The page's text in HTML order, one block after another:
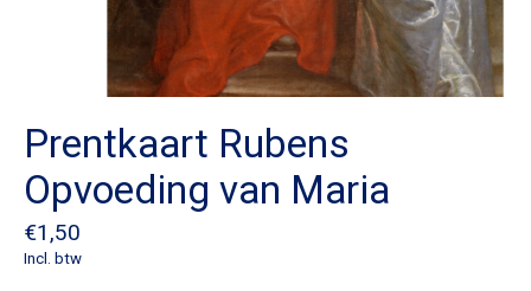
Prentkaart Rubens
Opvoeding van Maria
€1,50
Incl. btw